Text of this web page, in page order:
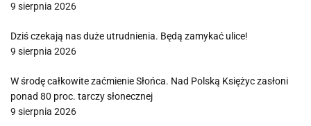
9 sierpnia 2026
Dziś czekają nas duże utrudnienia. Będą zamykać ulice!
9 sierpnia 2026
W środę całkowite zaćmienie Słońca. Nad Polską Księżyc zasłoni
ponad 80 proc. tarczy słonecznej
9 sierpnia 2026